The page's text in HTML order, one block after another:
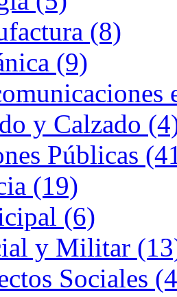
(8)
(9)
y Calzado
Públicas
(19)
(6)
y Militar
Sociales